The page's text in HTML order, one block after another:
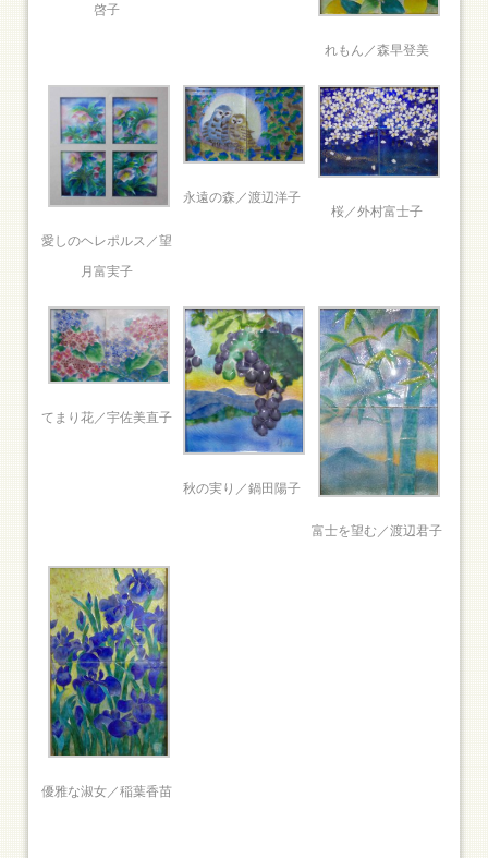
啓子
れもん／森早登美
愛しのヘレポルス／望
月富実子
永遠の森／渡辺洋子
桜／外村富士子
てまり花／宇佐美直子
秋の実り／鍋田陽子
富士を望む／渡辺君子
優雅な淑女／稲葉香苗